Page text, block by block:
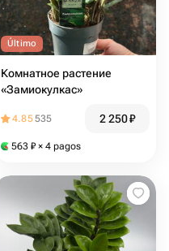
Último
Комнатное растение
«Замиокулкас»
4.85535 2 250₽
563 ₽ × 4 pagos